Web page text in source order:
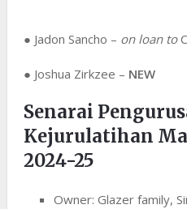
● Jadon Sancho – on loan to
● Joshua Zirkzee – NEW
Senarai
Kejurulatihan
2024-25
Owner: Glazer family,